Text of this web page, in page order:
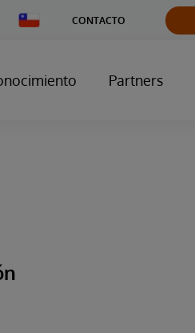
Change
Country
CONTACTO
Partners